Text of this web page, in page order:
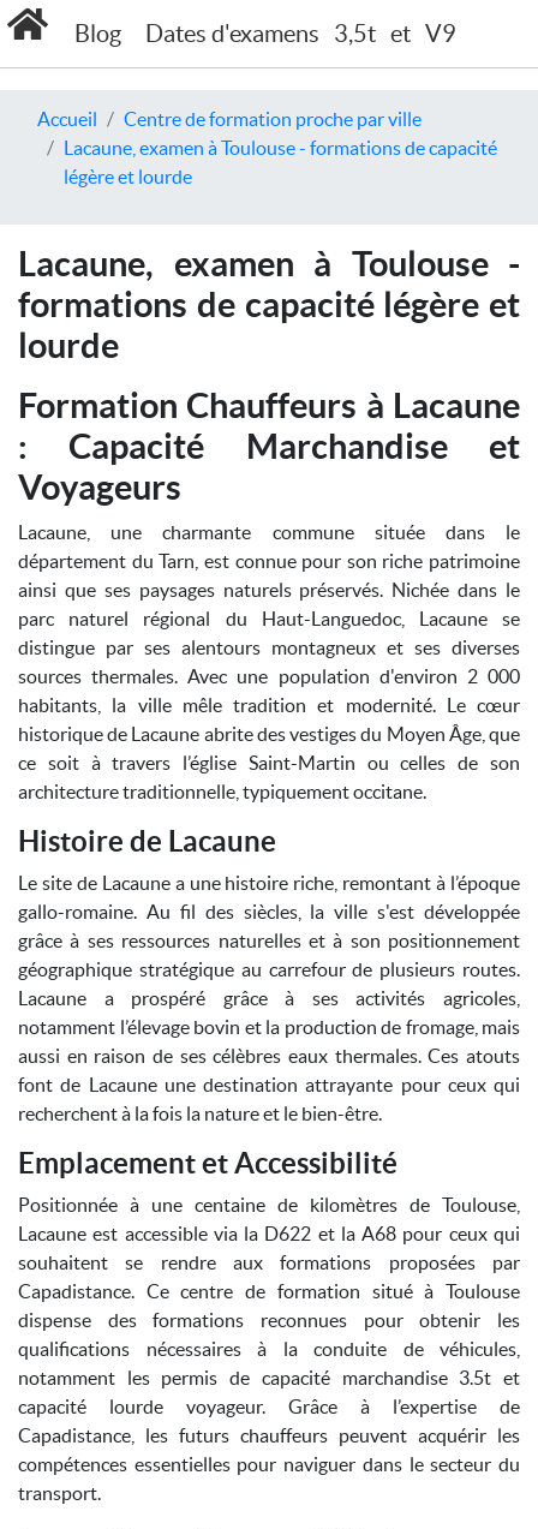
Blog Dates d'examens 3,5t et V9
Accueil
Centre de formation proche par ville
Lacaune, examen à Toulouse - formations de capacité
légère et lourde
Lacaune, examen à Toulouse -
formations de capacité légère et
lourde
Formation Chauffeurs à Lacaune
: Capacité Marchandise et
Voyageurs
Lacaune, une charmante commune située dans le
département du Tarn, est connue pour son riche patrimoine
ainsi que ses paysages naturels préservés. Nichée dans le
parc naturel régional du Haut-Languedoc, Lacaune se
distingue par ses alentours montagneux et ses diverses
sources thermales. Avec une population d'environ 2 000
habitants, la ville mêle tradition et modernité. Le cœur
historique de Lacaune abrite des vestiges du Moyen Âge, que
ce soit à travers l’église Saint-Martin ou celles de son
architecture traditionnelle, typiquement occitane.
Histoire de Lacaune
Le site de Lacaune a une histoire riche, remontant à l’époque
gallo-romaine. Au fil des siècles, la ville s'est développée
grâce à ses ressources naturelles et à son positionnement
géographique stratégique au carrefour de plusieurs routes.
Lacaune a prospéré grâce à ses activités agricoles,
notamment l’élevage bovin et la production de fromage, mais
aussi en raison de ses célèbres eaux thermales. Ces atouts
font de Lacaune une destination attrayante pour ceux qui
recherchent à la fois la nature et le bien-être.
Emplacement et Accessibilité
Positionnée à une centaine de kilomètres de Toulouse,
Lacaune est accessible via la D622 et la A68 pour ceux qui
souhaitent se rendre aux formations proposées par
Capadistance. Ce centre de formation situé à Toulouse
dispense des formations reconnues pour obtenir les
qualifications nécessaires à la conduite de véhicules,
notamment les permis de capacité marchandise 3.5t et
capacité lourde voyageur. Grâce à l’expertise de
Capadistance, les futurs chauffeurs peuvent acquérir les
compétences essentielles pour naviguer dans le secteur du
transport.